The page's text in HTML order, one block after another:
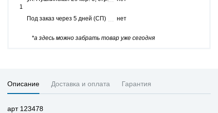
1
Под заказ через 5 дней (СП) нет
*а здесь можно забрать товар уже сегодня
Описание Доставка и оплата Гарантия
арт 123478